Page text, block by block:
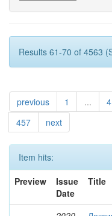
Results 61-70 of 4563
previous 1 ... 4
457
next
Item hits:
Preview
Issue
Date
Title